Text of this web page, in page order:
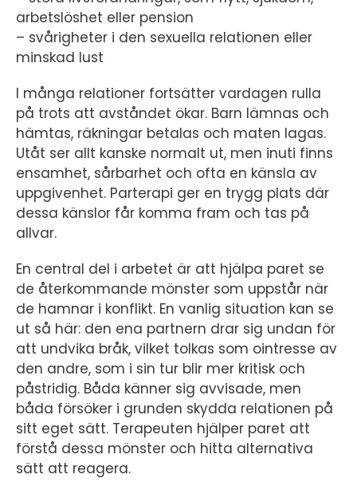
arbetslöshet eller pension
– svårigheter i den sexuella relationen eller
minskad lust
I många relationer fortsätter vardagen rulla
på trots att avståndet ökar. Barn lämnas och
hämtas, räkningar betalas och maten lagas.
Utåt ser allt kanske normalt ut, men inuti finns
ensamhet, sårbarhet och ofta en känsla av
uppgivenhet. Parterapi ger en trygg plats där
dessa känslor får komma fram och tas på
allvar.
En central del i arbetet är att hjälpa paret se
de återkommande mönster som uppstår när
de hamnar i konflikt. En vanlig situation kan se
ut så här: den ena partnern drar sig undan för
att undvika bråk, vilket tolkas som ointresse av
den andre, som i sin tur blir mer kritisk och
påstridig. Båda känner sig avvisade, men
båda försöker i grunden skydda relationen på
sitt eget sätt. Terapeuten hjälper paret att
förstå dessa mönster och hitta alternativa
sätt att reagera.